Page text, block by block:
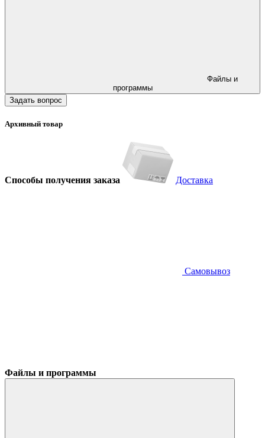
программы
Задать вопрос
Архивный товар
Способы получения заказа Доставка
Самовывоз
Файлы и программы